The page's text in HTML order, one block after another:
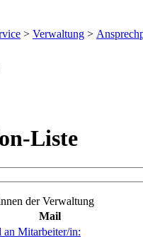
> Verwaltung >
Liste
der Verwaltung
Mail